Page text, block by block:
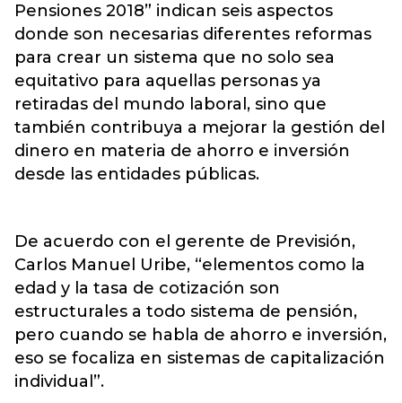
Pensiones 2018” indican seis aspectos
donde son necesarias diferentes reformas
para crear un sistema que no solo sea
equitativo para aquellas personas ya
retiradas del mundo laboral, sino que
también contribuya a mejorar la gestión del
dinero en materia de ahorro e inversión
desde las entidades públicas.
De acuerdo con el gerente de Previsión,
Carlos Manuel Uribe, “elementos como la
edad y la tasa de cotización son
estructurales a todo sistema de pensión,
pero cuando se habla de ahorro e inversión,
eso se focaliza en sistemas de capitalización
individual”.